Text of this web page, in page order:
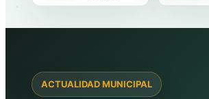
ACTUALIDAD MUNICIPAL